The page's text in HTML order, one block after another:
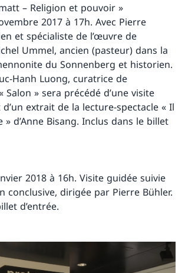
– Religion et pouvoir »
2017 à 17h. Avec Pierre
et spécialiste de l’œuvre de
Ummel, ancien (pasteur) dans la
du Sonnenberg et historien.
Hanh Luong, curatrice de
Salon » sera précédé d’une visite
extrait de la lecture-spectacle « Il
d’Anne Bisang. Inclus dans le billet
2018 à 16h. Visite guidée suivie
conclusive, dirigée par Pierre Bühler.
d’entrée.